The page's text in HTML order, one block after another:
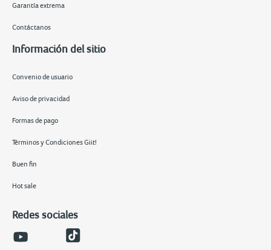
Garantía extrema
Contáctanos
Información del sitio
Convenio de usuario
Aviso de privacidad
Formas de pago
Términos y Condiciones Giit!
Buen fin
Hot sale
Redes sociales